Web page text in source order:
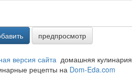
предпросмотр
версия сайта домашняя кулинария
рецепты на Dom-Eda.com